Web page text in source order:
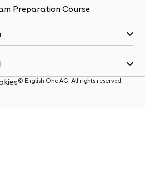
Preparation Course
© English One AG. All rights reserved.